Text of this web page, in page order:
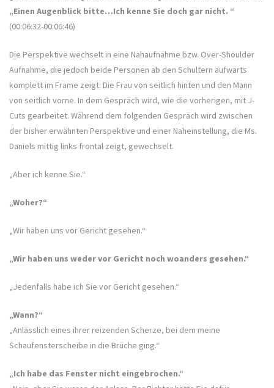
„Einen Augenblick bitte…Ich kenne Sie doch gar nicht. “
(00:06:32-00:06:46)
Die Perspektive wechselt in eine Nahaufnahme bzw. Over-Shoulder
Aufnahme, die jedoch beide Personen ab den Schultern aufwärts
komplett im Frame zeigt: Die Frau von seitlich hinten und den Mann
von seitlich vorne. In dem Gespräch wird, wie die vorherigen, mit J-
Cuts gearbeitet. Während dem folgenden Gespräch wird zwischen
der bisher erwähnten Perspektive und einer Naheinstellung, die Ms.
Daniels mittig links frontal zeigt, gewechselt.
„Aber ich kenne Sie.“
„Woher?“
„Wir haben uns vor Gericht gesehen.“
„Wir haben uns weder vor Gericht noch woanders gesehen.“
„Jedenfalls habe ich Sie vor Gericht gesehen.“
„Wann?“
„Anlässlich eines ihrer reizenden Scherze, bei dem meine
Schaufensterscheibe in die Brüche ging.“
„Ich habe das Fenster nicht eingebrochen.“